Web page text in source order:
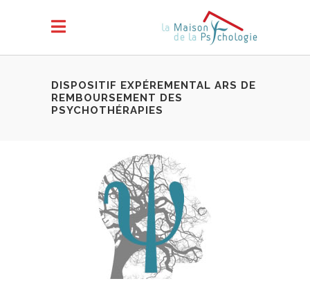
DISPOSITIF EXPÉREMENTAL ARS DE
REMBOURSEMENT DES
PSYCHOTHÉRAPIES